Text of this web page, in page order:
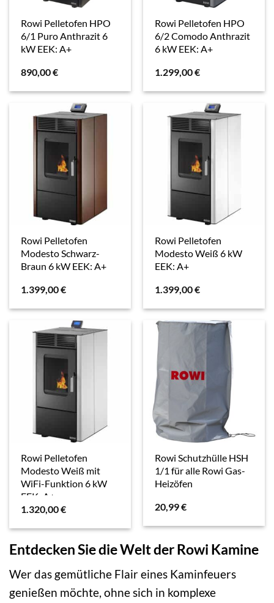
Rowi Pelletofen HPO
6/1 Puro Anthrazit 6
kW EEK: A+
890,00€
Rowi Pelletofen HPO
6/2 Comodo Anthrazit
6 kW EEK: A+
1.299,00€
Rowi Pelletofen
Modesto Schwarz-
Braun 6 kW EEK: A+
1.399,00€
Rowi Pelletofen
Modesto Weiß 6 kW
EEK: A+
1.399,00€
Rowi Pelletofen
Modesto Weiß mit
WiFi-Funktion 6 kW
EEK: A+
1.320,00€
Rowi Schutzhülle HSH
1/1 für alle Rowi Gas-
Heizöfen
20,99€
Entdecken Sie die Welt der Rowi Kamine
Wer das gemütliche Flair eines Kaminfeuers
genießen möchte, ohne sich in komplexe